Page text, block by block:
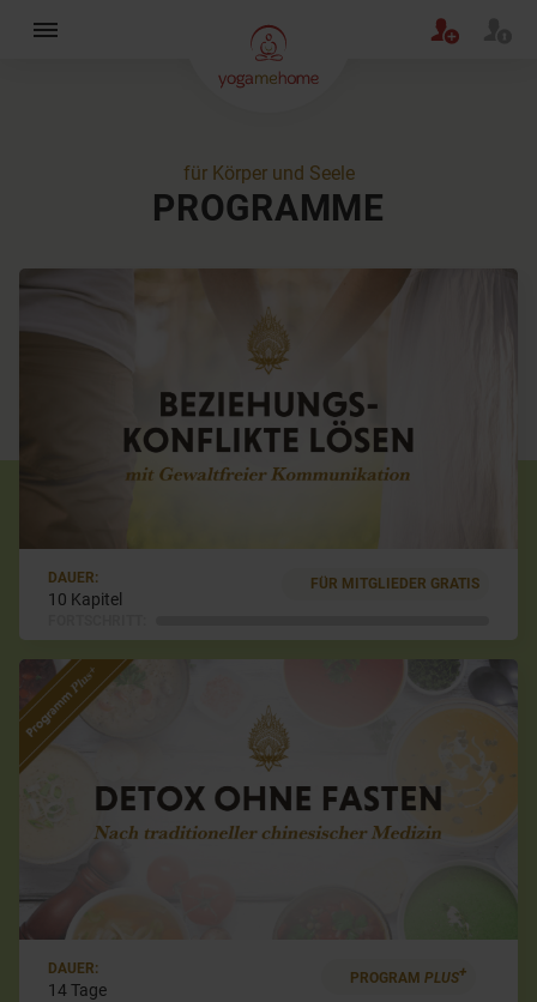
für Körper und Seele
PROGRAMME
DAUER:
10 Kapitel
FÜR MITGLIEDER GRATIS
DAUER:
14 Tage
PROGRAM PLUS+